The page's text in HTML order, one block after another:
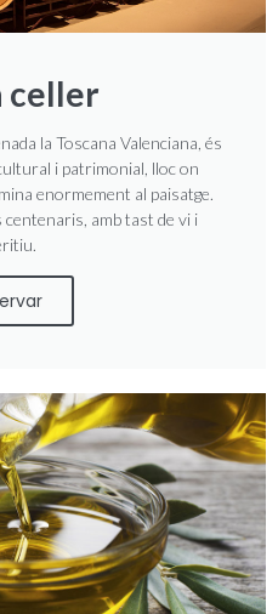
celler
la Toscana Valenciana, és
i patrimonial, lloc on
enormement al paisatge.
amb tast de vi i